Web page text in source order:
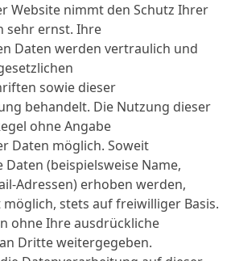
Website nimmt den Schutz Ihrer
sehr ernst. Ihre
Daten werden vertraulich und
sowie dieser
behandelt. Die Nutzung dieser
ohne Angabe
Daten möglich. Soweit
(beispielsweise Name,
Adressen) erhoben werden,
stets auf freiwilliger Basis.
ohne Ihre ausdrückliche
Dritte weitergegeben.